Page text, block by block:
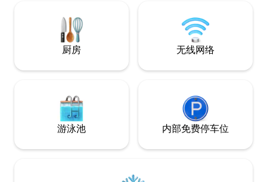
's、Hide and Seek和Maygars。
厨房 无线网络
游泳池 内部免费停车位